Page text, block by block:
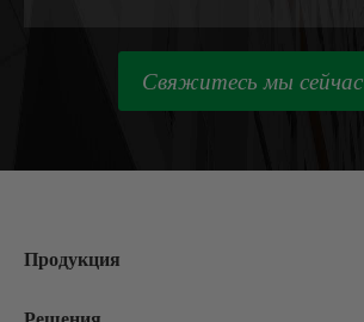
Свяжитесь мы сейчас
Продукция